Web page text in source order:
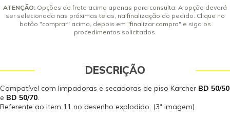
ATENÇÃO: Opções de frete acima apenas para consulta. A opção deverá
ser selecionada nas próximas telas, na finalização do pedido. Clique no
botão "comprar" acima, depois em "finalizar compra" e siga os
procedimentos solicitados.
DESCRIÇÃO
Compatível com limpadoras e secadoras de piso Karcher BD 50/50
e BD 50/70.
Referente ao item 11 no desenho explodido. (3ª imagem)